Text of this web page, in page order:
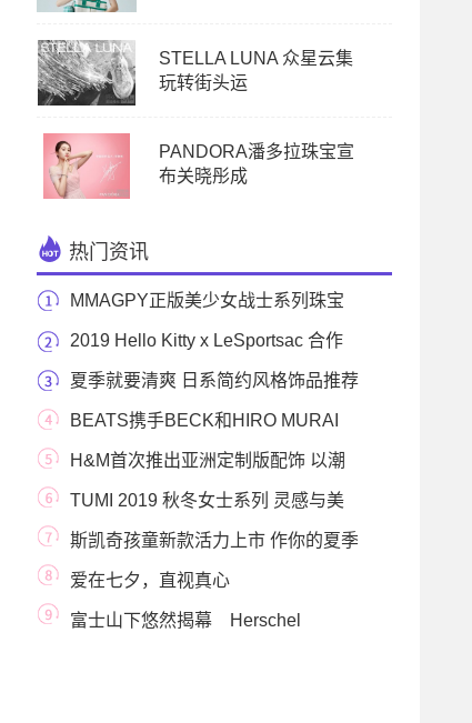
STELLA LUNA 众星云集
玩转街头运
PANDORA潘多拉珠宝宣
布关晓彤成
热门资讯
MMAGPY正版美少女战士系列珠宝
精彩上市 经典重现
2019 Hello Kitty x LeSportsac 合作
系列夏季就要清爽 日系简约风格饰品推荐
BEATS携手BECK和HIRO MURAI
打造由世界顶级运动健将出
H&M首次推出亚洲定制版配饰 以潮
流造型玩转时
TUMI 2019 秋冬女士系列 灵感与美
学的探索之旅
斯凯奇孩童新款活力上市 作你的夏季
欢乐盟友爱在七夕，直视真心
富士山下悠然揭幕 Herschel